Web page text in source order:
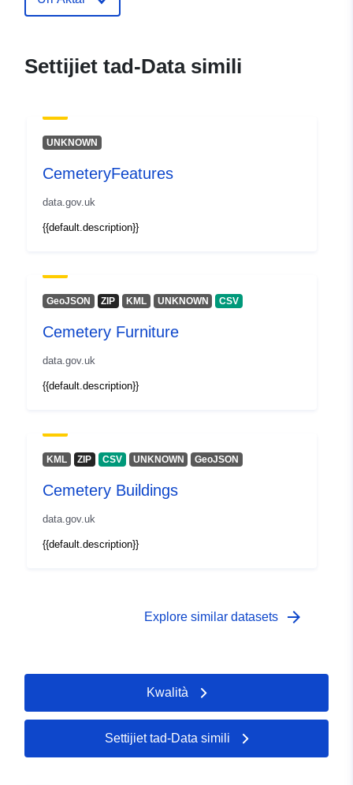
uriRef:
Settijiet tad-Data simili
UNKNOWN
CemeteryFeatures
data.gov.uk
{{default.description}}
GeoJSON ZIP KML UNKNOWN CSV
Cemetery Furniture
data.gov.uk
{{default.description}}
KML ZIP CSV UNKNOWN GeoJSON
Cemetery Buildings
data.gov.uk
{{default.description}}
Explore similar datasets arrow_forward
Kwalità
Settijiet tad-Data simili